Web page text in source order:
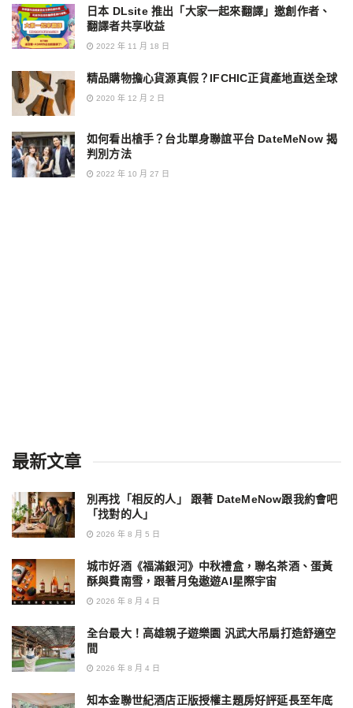
日本 DLsite 推出「大家一起來翻譯」邀創作者、
翻譯者共享收益
2022 年 11 月 18 日
精品購物擔心貨源真假？IFCHIC正貨產地直送全球
2020 年 12 月 2 日
如何看出槍手？台北單身聯誼平台 DateMeNow 揭
判別方法
2022 年 10 月 27 日
最新文章
別再找「相反的人」 跟著 DateMeNow跟我約會吧
「找對的人」
2026 年 8 月 5 日
城市好酒《福滿銀河》中秋禮盒，聯名茶酒、蛋黃
酥與費南雪，跟著月兔遨遊AI星際宇宙
2026 年 8 月 4 日
全台最大！高雄親子遊樂園 汎武大吊扇打造舒適空
間
2026 年 8 月 4 日
知本金聯世紀酒店正版授權主題房好評延長至年底